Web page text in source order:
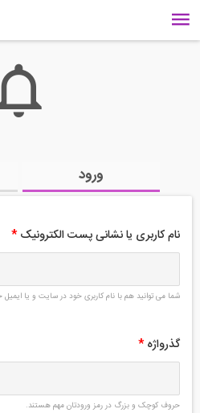
ورود
نام کاربری یا نشانی پست الکترونیک *
شما می توانید هم با نام کاربری خود در سایت و یا
گذرواژه *
حروف کوچک و بزرگ در رمز ورودتان مهم هستند.